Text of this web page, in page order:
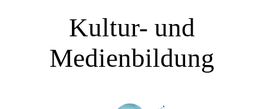
Kultur- und
Medienbildung